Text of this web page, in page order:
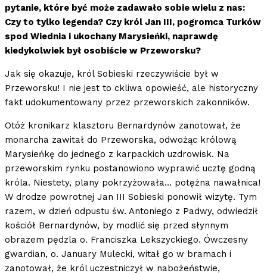
pytanie, które być może zadawało sobie wielu z nas:
Czy to tylko legenda? Czy król Jan III, pogromca Turków
spod Wiednia i ukochany Marysieńki, naprawdę
kiedykolwiek był osobiście w Przeworsku?
Jak się okazuje, król Sobieski rzeczywiście był w
Przeworsku! I nie jest to ckliwa opowieść, ale historyczny
fakt udokumentowany przez przeworskich zakonników.
Otóż kronikarz klasztoru Bernardynów zanotował, że
monarcha zawitał do Przeworska, odwożąc królową
Marysieńkę do jednego z karpackich uzdrowisk. Na
przeworskim rynku postanowiono wyprawić ucztę godną
króla. Niestety, plany pokrzyżowała… potężna nawałnica!
W drodze powrotnej Jan III Sobieski ponowił wizytę. Tym
razem, w dzień odpustu św. Antoniego z Padwy, odwiedził
kościół Bernardynów, by modlić się przed słynnym
obrazem pędzla o. Franciszka Lekszyckiego. Ówczesny
gwardian, o. January Mulecki, witał go w bramach i
zanotował, że król uczestniczył w nabożeństwie,